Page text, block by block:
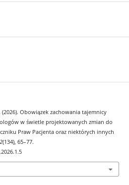
(2026). Obowiązek zachowania tajemnicy
w świetle projektowanych zmian do
Praw Pacjenta oraz niektórych innych
(134), 65–77.